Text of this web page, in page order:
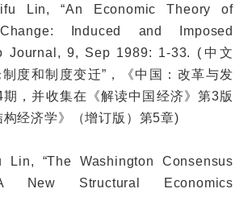
Lin, “An Economic Theory of
Induced and Imposed
Journal, 9, Sep 1989: 1-33. (中文
度和制度变迁”，《中国：改革与发
，并收集在《解读中国经济》第3版
构经济学》（增订版）第5章)
Lin, “The Washington Consensus
New Structural Economics